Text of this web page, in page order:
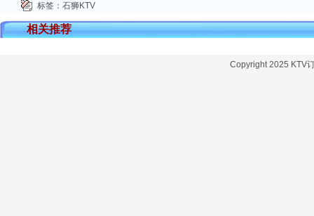
相关推荐
标签： 石狮KTV
Copyright 2025 KTV